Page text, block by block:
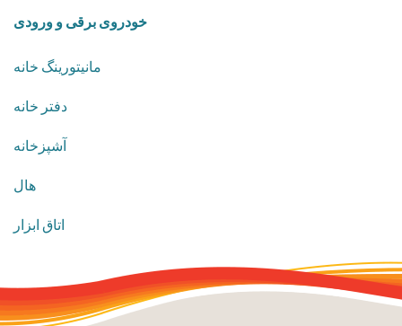
خودروی برقی و ورودی
مانیتورینگ خانه
دفتر خانه
آشپزخانه
هال
اتاق ابزار